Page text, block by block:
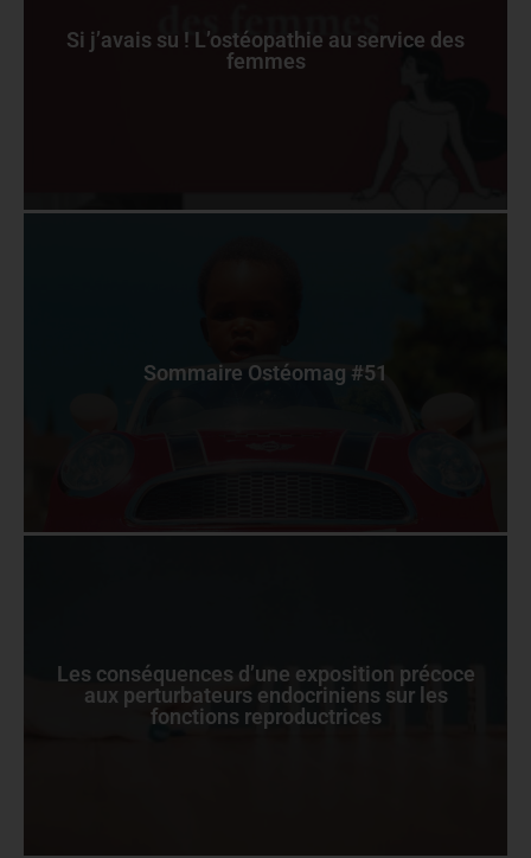
Si j’avais su ! L’ostéopathie au service des
femmes
Sommaire Ostéomag #51
Les conséquences d’une exposition précoce
aux perturbateurs endocriniens sur les
fonctions reproductrices